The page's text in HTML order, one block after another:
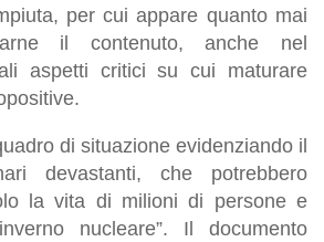
per cui appare quanto mai
il contenuto, anche nel
aspetti critici su cui maturare
di situazione evidenziando il
devastanti, che potrebbero
la vita di milioni di persone e
nucleare”. Il documento